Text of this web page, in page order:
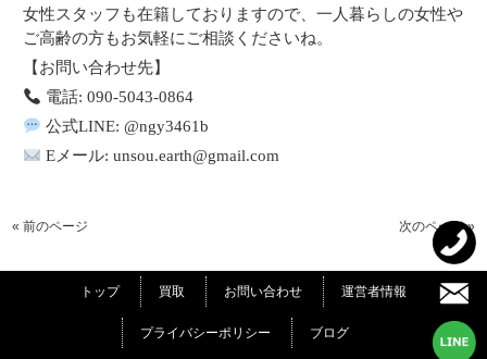
女性スタッフも在籍しておりますので、一人暮らしの女性や
ご高齢の方もお気軽にご相談くださいね。
【お問い合わせ先】
電話: 090-5043-0864
公式LINE: @ngy3461b
Eメール: unsou.earth@gmail.com
« 前のページ 次のページ »
トップ 買取 お問い合わせ 運営者情報
プライバシーポリシー ブログ